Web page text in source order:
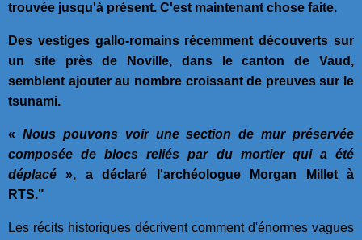
trouvée jusqu'à présent. C'est maintenant chose faite.
Des vestiges gallo-romains récemment découverts sur
un site près de Noville, dans le canton de Vaud,
semblent ajouter au nombre croissant de preuves sur le
tsunami.
« Nous pouvons voir une section de mur préservée
composée de blocs reliés par du mortier qui a été
déplacé », a déclaré l'archéologue Morgan Millet à
RTS."
Les récits historiques décrivent comment d'énormes vagues